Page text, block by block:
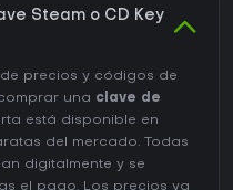
Steam o CD Key
precios y códigos de
una clave de
está disponible en
del mercado. Todas
digitalmente y se
el pago. Los precios ya